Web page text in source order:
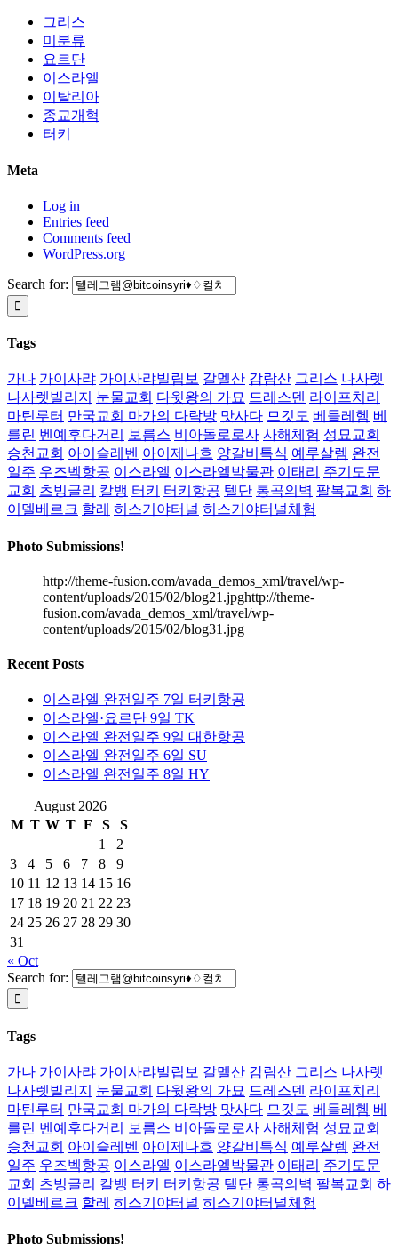
그리스
미분류
요르단
이스라엘
이탈리아
종교개혁
터키
Meta
Log in
Entries feed
Comments feed
WordPress.org
Search for:
Tags
가나 가이사랴 가이사랴빌립보 갈멜산 감람산 그리스 나사렛
나사렛빌리지
눈물교회 다윗왕의 가묘 드레스덴 라이프치리
마틴루터 만국교회 마가의 다락방 맛사다 므깃도 베들레헴 베
를린 벤예후다거리 보름스 비아돌로로사 사해체험 성묘교회
승천교회 아이슬레벤 아이제나흐 양갈비특식 예루살렘 완전
일주 우즈벡항공 이스라엘 이스라엘박물관 이태리 주기도문
교회 츠빙글리 칼뱅 터키 터키항공 텔단 통곡의벽 팔복교회 하
이델베르크 할레 히스기야터널 히스기야터널체험
Photo Submissions!
http://theme-fusion.com/avada_demos_xml/travel/wp-
content/uploads/2015/02/blog21.jpghttp://theme-
fusion.com/avada_demos_xml/travel/wp-
content/uploads/2015/02/blog31.jpg
Recent Posts
이스라엘 완전일주 7일 터키항공
이스라엘·요르단 9일 TK
이스라엘 완전일주 9일 대한항공
이스라엘 완전일주 6일 SU
이스라엘 완전일주 8일 HY
August 2026
M T W T F S
S
1
2
3
4 5 6 7 8
9
10 11 12 13 14 15 16
17 18 19 20 21 22 23
24 25 26 27 28 29 30
31
« Oct
Search for:
Tags
가나 가이사랴 가이사랴빌립보 갈멜산 감람산 그리스 나사렛
나사렛빌리지
눈물교회 다윗왕의 가묘 드레스덴 라이프치리
마틴루터 만국교회 마가의 다락방 맛사다 므깃도 베들레헴 베
를린 벤예후다거리 보름스 비아돌로로사 사해체험 성묘교회
승천교회 아이슬레벤 아이제나흐 양갈비특식 예루살렘 완전
일주 우즈벡항공 이스라엘 이스라엘박물관 이태리 주기도문
교회 츠빙글리 칼뱅 터키 터키항공 텔단 통곡의벽 팔복교회 하
이델베르크 할레 히스기야터널 히스기야터널체험
Photo Submissions!